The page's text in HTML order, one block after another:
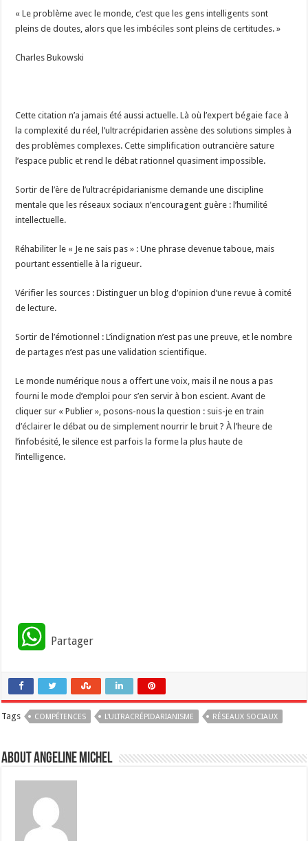
« Le problème avec le monde, c’est que les gens intelligents sont
pleins de doutes, alors que les imbéciles sont pleins de certitudes. »
Charles Bukowski
Cette citation n’a jamais été aussi actuelle. Là où l’expert bégaie face à
la complexité du réel, l’ultracrépidarien assène des solutions simples à
des problèmes complexes. Cette simplification outrancière sature
l’espace public et rend le débat rationnel quasiment impossible.
Sortir de l’ère de l’ultracrépidarianisme demande une discipline
mentale que les réseaux sociaux n’encouragent guère : l’humilité
intellectuelle.
Réhabiliter le « Je ne sais pas » : Une phrase devenue taboue, mais
pourtant essentielle à la rigueur.
Vérifier les sources : Distinguer un blog d’opinion d’une revue à comité
de lecture.
Sortir de l’émotionnel : L’indignation n’est pas une preuve, et le nombre
de partages n’est pas une validation scientifique.
Le monde numérique nous a offert une voix, mais il ne nous a pas
fourni le mode d’emploi pour s’en servir à bon escient. Avant de
cliquer sur « Publier », posons-nous la question : suis-je en train
d’éclairer le débat ou de simplement nourrir le bruit ? À l’heure de
l’infobésité, le silence est parfois la forme la plus haute de
l’intelligence.
W
a
t
p
p
Partager
Tags COMPÉTENCES L'ULTRACRÉPIDARIANISME RÉSEAUX SOCIAUX
About Angeline Michel